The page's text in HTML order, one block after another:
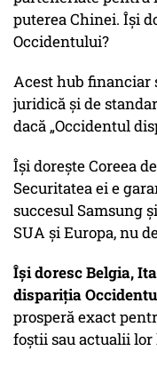
puterea Chinei. Își
Occidentului?
Acest hub financiar
juridică și de
dacă „Occidentul
Își dorește Coreea
Securitatea ei e
succesul Samsung
SUA și Europa, nu
Își doresc Belgia,
dispariția
prosperă exact
foștii sau actualii